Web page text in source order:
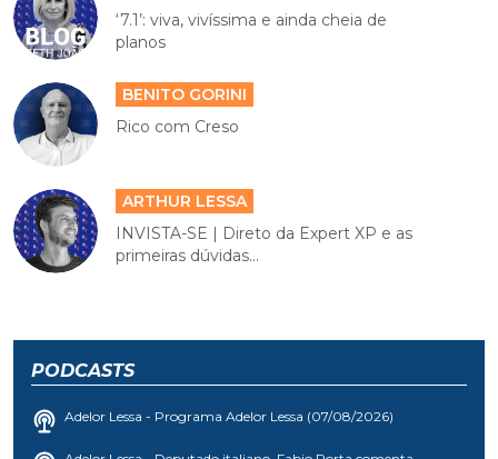
‘7.1’: viva, vivíssima e ainda cheia de
planos
BENITO GORINI
Rico com Creso
ARTHUR LESSA
INVISTA-SE | Direto da Expert XP e as
primeiras dúvidas...
PODCASTS
Adelor Lessa - Programa Adelor Lessa (07/08/2026)